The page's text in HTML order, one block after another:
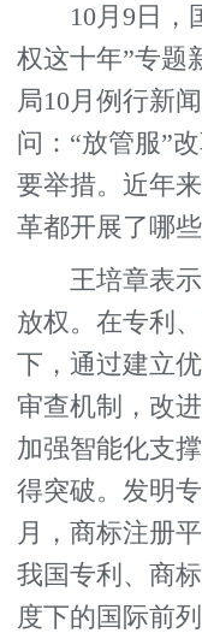
10月9日，国
权这十年”专题
局10月例行新
问：“放管服”
要举措。近年
革都开展了哪
王培章表示
放权。在专利
下，通过建立
审查机制，改
加强智能化支
得突破。发明
月，商标注册
我国专利、商
度下的国际前